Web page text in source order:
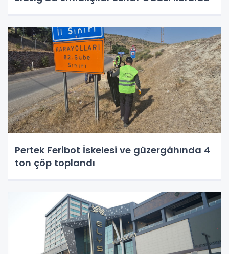
Pertek Feribot İskelesi ve güzergâhında 4
ton çöp toplandı